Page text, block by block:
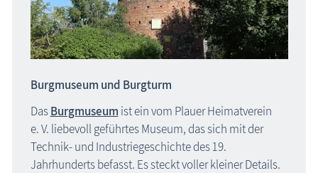
Burgmuseum und Burgturm
DasBurgmuseum ist ein vom Plauer Heimatverein
e. V. liebevoll geführtes Museum, das sich mit der
Technik- und Industriegeschichte des 19.
Jahrhunderts befasst. Es steckt voller kleiner Details.